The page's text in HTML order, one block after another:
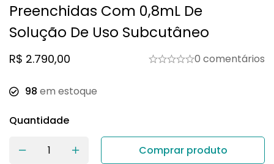
Preenchidas Com 0,8mL De
Solução De Uso Subcutâneo
R$ 2.790,00 0 comentários
98 em estoque
Quantidade
Comprar produto